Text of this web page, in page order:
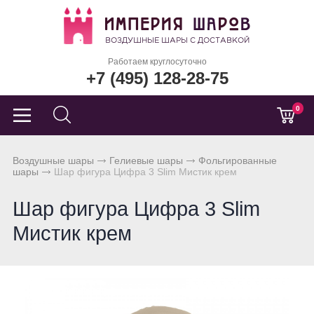
Работаем круглосуточно
+7 (495) 128-28-75
0
Воздушные шары Гелиевые шары
Фольгированные
шары
Шар фигура Цифра 3 Slim Мистик крем
Шар фигура Цифра 3 Slim
Мистик крем